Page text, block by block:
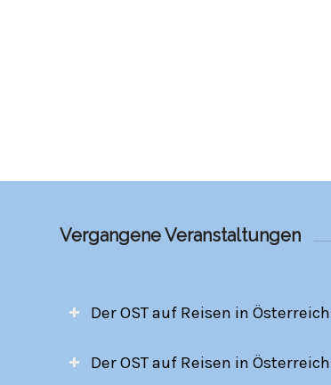
Vergangene Veranstaltungen
Der OST auf Reisen in
Der OST auf Reisen in